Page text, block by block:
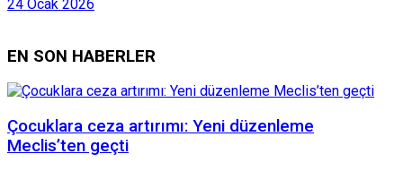
24 Ocak 2026
EN SON HABERLER
Çocuklara ceza artırımı: Yeni düzenleme
Meclis’ten geçti